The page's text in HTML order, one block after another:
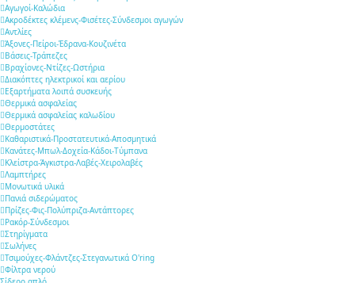
Αγωγοί-Καλώδια
Ακροδέκτες κλέμενς-Φισέτες-Σύνδεσμοι αγωγών
Αντλίες
Άξονες-Πείροι-Έδρανα-Κουζινέτα
Βάσεις-Τράπεζες
Βραχίονες-Ντίζες-Ωστήρια
Διακόπτες ηλεκτρικοί και αερίου
Εξαρτήματα λοιπά συσκευής
Θερμικά ασφαλείας
Θερμικά ασφαλείας καλωδίου
Θερμοστάτες
Καθαριστικά-Προστατευτικά-Αποσμητικά
Κανάτες-Μπωλ-Δοχεία-Κάδοι-Τύμπανα
Κλείστρα-Άγκιστρα-Λαβές-Χειρολαβές
Λαμπτήρες
Μονωτικά υλικά
Πανιά σιδερώματος
Πρίζες-Φις-Πολύπριζα-Αντάπτορες
Ρακόρ-Σύνδεσμοι
Στηρίγματα
Σωλήνες
Τσιμούχες-Φλάντζες-Στεγανωτικά O'ring
Φίλτρα νερού